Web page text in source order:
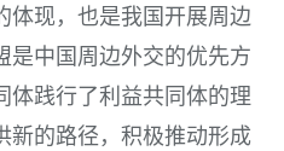
体现，也是我国开展周边
是中国周边外交的优先方
践行了利益共同体的理
新的路径，积极推动形成